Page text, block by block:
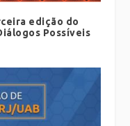
edição do
Possíveis